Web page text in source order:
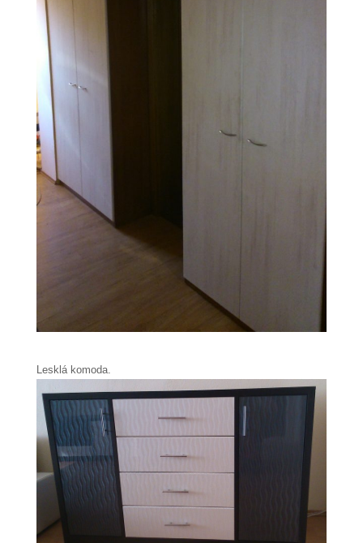
Lesklá komoda.